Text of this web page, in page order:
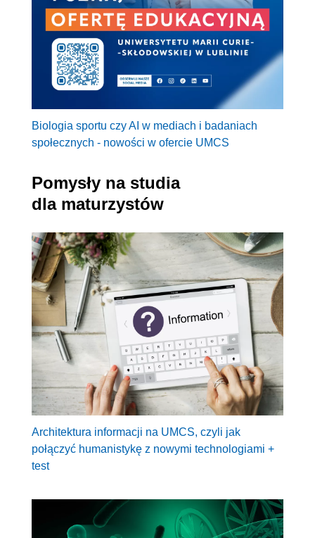
Biologia sportu czy AI w mediach i badaniach
społecznych - nowości w ofercie UMCS
Pomysły na studia
dla maturzystów
Architektura informacji na UMCS, czyli jak
połączyć humanistykę z nowymi technologiami +
test